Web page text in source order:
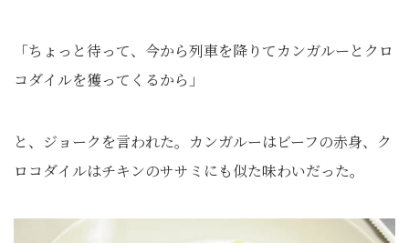
「ちょっと待って、今から列車を降りてカンガルーとクロ
コダイルを獲ってくるから」
と、ジョークを言われた。カンガルーはビーフの赤身、ク
ロコダイルはチキンのササミにも似た味わいだった。